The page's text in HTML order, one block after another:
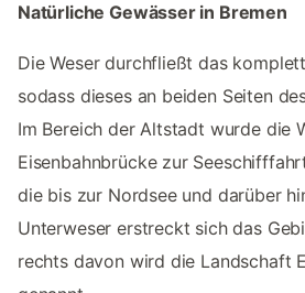
Natürliche Gewässer in Bremen
Die Weser durchfließt das
sodass dieses an beiden Seiten
Im Bereich der Altstadt wurde die
Eisenbahnbrücke zur
die bis zur Nordsee und darüber
Unterweser erstreckt sich das
rechts davon wird die Landschaft